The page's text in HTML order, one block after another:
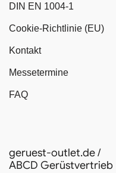
DIN EN 1004-1
Cookie-Richtlinie (EU)
Kontakt
Messetermine
FAQ
geruest-outlet.de /
ABCD Gerüstvertrieb